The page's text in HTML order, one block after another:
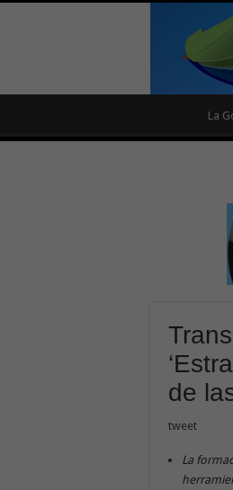
La
de
tweet
La